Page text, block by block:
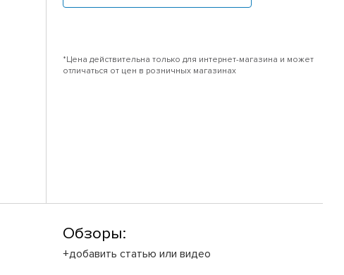
*Цена действительна только для интернет-магазина и может
отличаться от цен в розничных магазинах
Обзоры:
+добавить статью или видео